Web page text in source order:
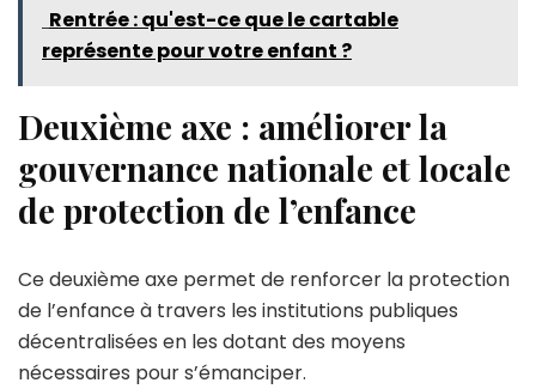
Rentrée : qu'est-ce que le cartable
représente pour votre enfant ?
Deuxième axe : améliorer la
gouvernance nationale et locale
de protection de l’enfance
Ce deuxième axe permet de renforcer la protection
de l’enfance à travers les institutions publiques
décentralisées en les dotant des moyens
nécessaires pour s’émanciper.